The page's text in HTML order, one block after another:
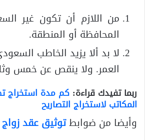
من اللازم أن تكون غير
المحافظة أو المنطقة.
لا بد ألا يزيد الخاطب
العمر. ولا ينقص عن خمس
ربما تفيدك قراءة: كم مدة استخراج
المكاتب لاستخراج التصاريح
وأيضا من ضوابطتوثيق عقد